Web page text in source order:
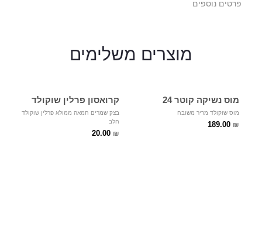
פרטים נוספים
מוצרים משלימים
מוס נשיקה קוטר 24
189.00 ₪
מוס שוקולד מריר משובח
קרואסון פרלין שוקולד
20.00 ₪
בצק שמרים חמאה ממולא פרלין שוקולד
חלב